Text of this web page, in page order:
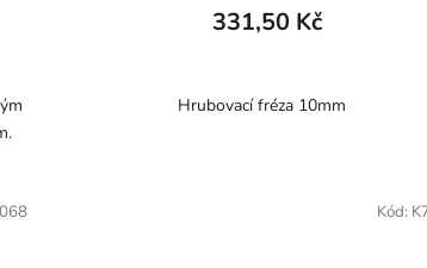
331,50 Kč
Hrubovací fréza 10mm
Kód: